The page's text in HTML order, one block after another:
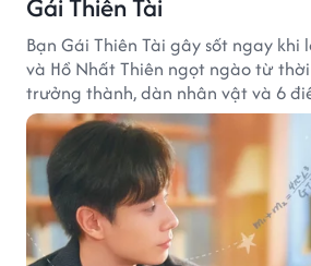
Bạn Gái Thiên Tài gây sốt ngay khi
và Hồ Nhất Thiên ngọt ngào từ
trưởng thành, dàn nhân vật và 6